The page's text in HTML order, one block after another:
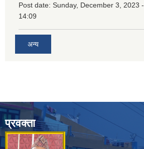
Post date: Sunday, December 3, 2023 -
14:09
अन्य
प्रवक्ता